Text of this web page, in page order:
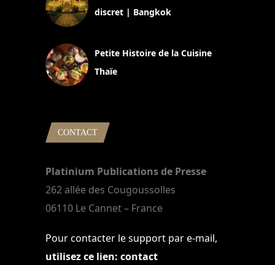
discret | Bangkok
Petite Histoire de la Cuisine
Thaïe
CONTACT
Platinium Publications de Presse
262 allée des Cougoussolles
06110 Le Cannet – France
Pour contacter le support par e-mail,
utilisez ce lien: contact